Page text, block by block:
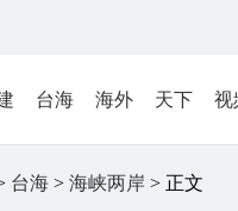
台海 海外 天下 视
台海 > 海峡两岸 > 正文